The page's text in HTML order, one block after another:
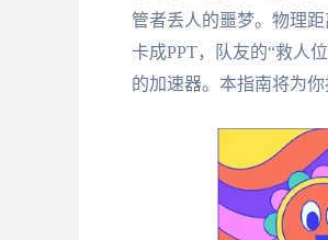
管者丢人的噩梦。物理
卡成PPT，队友的“救人
的加速器。本指南将为